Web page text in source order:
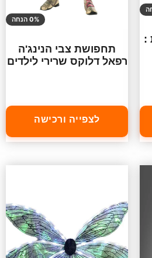
:
0% הנחה
תחפושת צבי הנינג'ה
רפאל דלוקס שרירי לילדים
לצפייה ורכישה